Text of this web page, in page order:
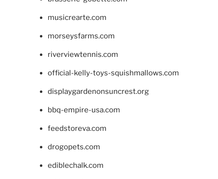
musicrearte.com
morseysfarms.com
riverviewtennis.com
official-kelly-toys-squishmallows.com
displaygardenonsuncrest.org
bbq-empire-usa.com
feedstoreva.com
drogopets.com
ediblechalk.com